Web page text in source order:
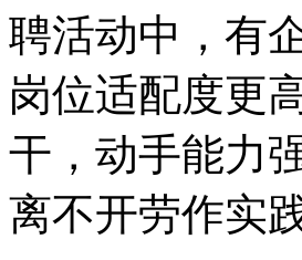
聘活动中，有
岗位适配度
干，动手能力
离不开劳作